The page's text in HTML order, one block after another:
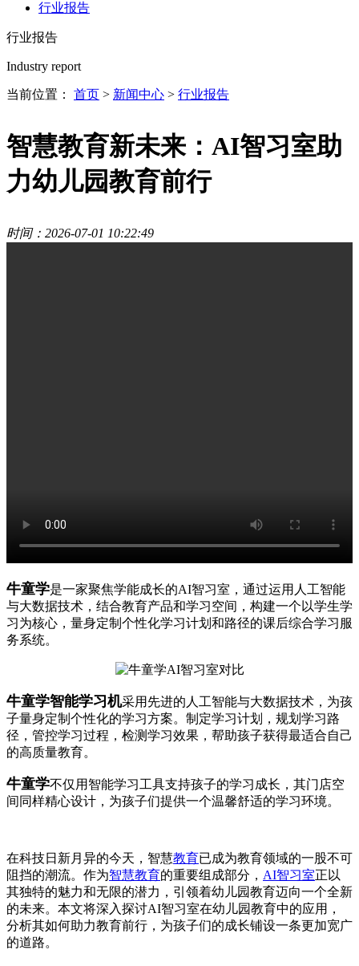
行业报告
行业报告
Industry report
当前位置： 首页 > 新闻中心 > 行业报告
智慧教育新未来：AI智习室助
力幼儿园教育前行
时间：2026-07-01 10:22:49
牛童学是一家聚焦学能成长的AI智习室，通过运用人工智能
与大数据技术，结合教育产品和学习空间，构建一个以学生学
习为核心，量身定制个性化学习计划和路径的课后综合学习服
务系统。
牛童学智能学习机采用先进的人工智能与大数据技术，为孩
子量身定制个性化的学习方案。制定学习计划，规划学习路
径，管控学习过程，检测学习效果，帮助孩子获得最适合自己
的高质量教育。
牛童学不仅用智能学习工具支持孩子的学习成长，其门店空
间同样精心设计，为孩子们提供一个温馨舒适的学习环境。
在科技日新月异的今天，智慧教育已成为教育领域的一股不可
阻挡的潮流。作为智慧教育的重要组成部分， AI智习室正以
其独特的魅力和无限的潜力，引领着幼儿园教育迈向一个全新
的未来。本文将深入探讨AI智习室在幼儿园教育中的应用，
分析其如何助力教育前行，为孩子们的成长铺设一条更加宽广
的道路。